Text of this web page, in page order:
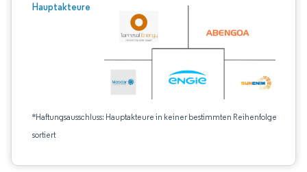
Hauptakteure
*Haftungsausschluss: Hauptakteure in keiner bestimmten Reihenfolge
sortiert